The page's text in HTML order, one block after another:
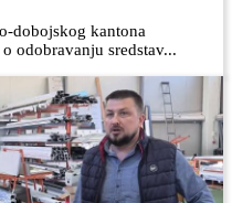
dobojskog kantona
odobravanju sredstav...